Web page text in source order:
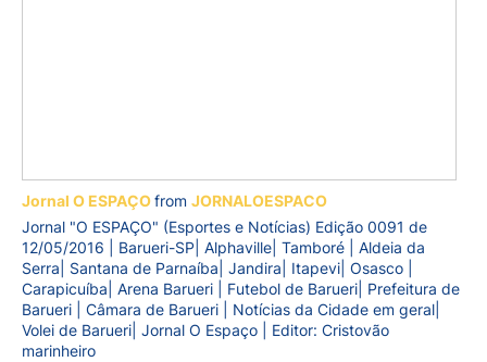
Jornal O ESPAÇOfrom JORNALOESPACO
Jornal "O ESPAÇO" (Esportes e Notícias) Edição 0091 de
12/05/2016 | Barueri-SP| Alphaville| Tamboré | Aldeia da
Serra| Santana de Parnaíba| Jandira| Itapevi| Osasco |
Carapicuíba| Arena Barueri | Futebol de Barueri| Prefeitura de
Barueri | Câmara de Barueri | Notícias da Cidade em geral|
Volei de Barueri| Jornal O Espaço | Editor: Cristovão
marinheiro